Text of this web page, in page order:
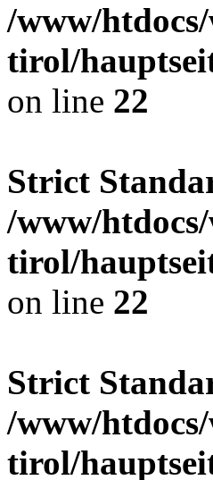
/www/
tirol/
on line 22
Strict
/www/
tirol/
on line 22
Strict
/www/
tirol/